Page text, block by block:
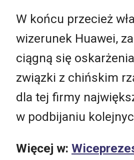
W końcu przecież
wizerunek Huawei,
ciągną się
związki z chińskim
dla tej firmy
w podbijaniu
Więcej w: